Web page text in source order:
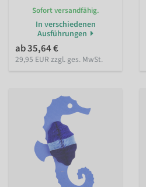
Sofort versandfähig.
In verschiedenen
Ausführungen
ab 35,64 €
29,95 EUR zzgl. ges. MwSt.